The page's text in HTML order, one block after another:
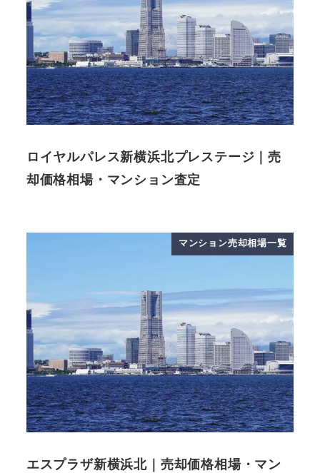
ロイヤルパレス新横浜北プレステージ｜売
却価格相場・マンション査定
マンション売却相場一覧
エスプラザ新横浜北｜売却価格相場・マン